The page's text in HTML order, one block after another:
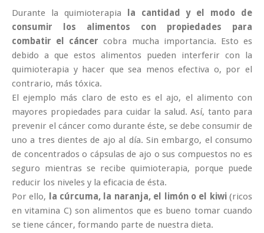
Durante la quimioterapia
la cantidad y el modo de
consumir los alimentos con propiedades para
combatir el cáncer cobra mucha importancia. Esto es
debido a que estos alimentos pueden interferir con la
quimioterapia y hacer que sea menos efectiva o, por el
contrario, más tóxica.
El ejemplo más claro de esto es el ajo, el alimento con
mayores propiedades para cuidar la salud. Así, tanto para
prevenir el cáncer como durante éste, se debe consumir de
uno a tres dientes de ajo al día. Sin embargo, el consumo
de concentrados o cápsulas de ajo o sus compuestos no es
seguro mientras se recibe quimioterapia, porque puede
reducir los niveles y la eficacia de ésta.
Por ello,
la cúrcuma, la naranja, el limón o el kiwi(ricos
en vitamina C) son alimentos que es bueno tomar cuando
se tiene cáncer, formando parte de nuestra dieta.